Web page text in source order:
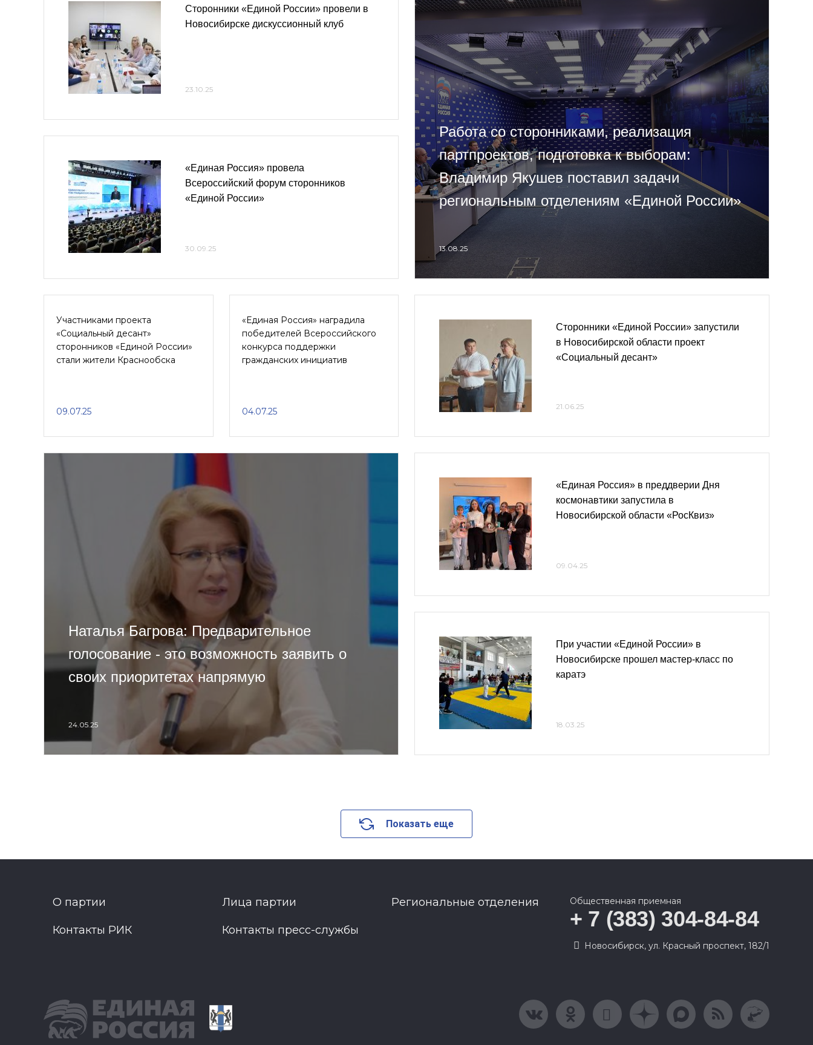
Сторонники «Единой России» провели в
Новосибирске дискуссионный клуб
23.10.25
«Единая Россия» провела
Всероссийский форум сторонников
«Единой России»
30.09.25
Работа со сторонниками, реализация
партпроектов, подготовка к выборам:
Владимир Якушев поставил задачи
региональным отделениям «Единой России»
13.08.25
Участниками проекта
«Социальный десант»
сторонников «Единой России»
стали жители Краснообска
09.07.25
«Единая Россия» наградила
победителей Всероссийского
конкурса поддержки
гражданских инициатив
04.07.25
Сторонники «Единой России» запустили
в Новосибирской области проект
«Социальный десант»
21.06.25
Наталья Багрова: Предварительное
голосование - это возможность заявить о
своих приоритетах напрямую
24.05.25
«Единая Россия» в преддверии Дня
космонавтики запустила в
Новосибирской области «РосКвиз»
09.04.25
При участии «Единой России» в
Новосибирске прошел мастер-класс по
каратэ
18.03.25
Показать еще
О партии Лица партии Региональные отделения
Контакты РИК Контакты пресс-службы
Общественная приемная
+ 7 (383) 304-84-84
Новосибирск, ул. Красный проспект, 182/1